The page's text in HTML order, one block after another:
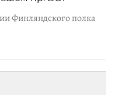
Финляндского полка